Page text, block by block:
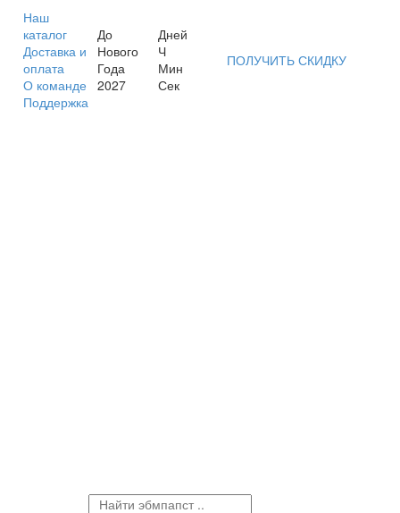
Наш
каталог
Доставка и
оплата
О команде
Поддержка
До
Нового
Года
2027
Дней
Ч
Мин
Сек
ПОЛУЧИТЬ СКИДКУ